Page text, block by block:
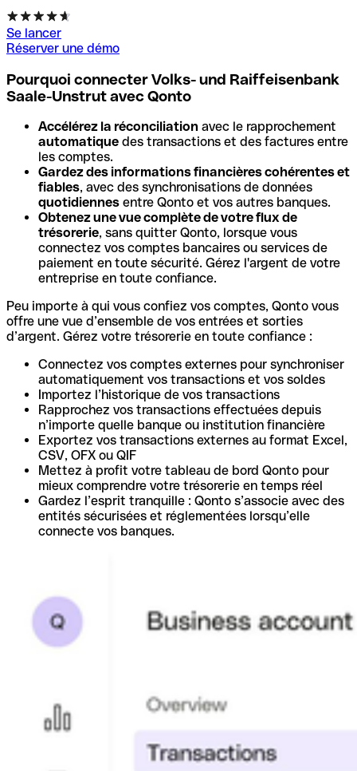
Se lancer
Réserver une démo
Pourquoi connecter Volks- und Raiffeisenbank
Saale-Unstrut avec Qonto
Accélérez la réconciliation avec le rapprochement
automatique des transactions et des factures entre
les comptes.
Gardez des informations financières cohérentes et
fiables, avec des synchronisations de données
quotidiennes entre Qonto et vos autres banques.
Obtenez une vue complète de votre flux de
trésorerie, sans quitter Qonto, lorsque vous
connectez vos comptes bancaires ou services de
paiement en toute sécurité. Gérez l'argent de votre
entreprise en toute confiance.
Peu importe à qui vous confiez vos comptes, Qonto vous
offre une vue d’ensemble de vos entrées et sorties
d’argent. Gérez votre trésorerie en toute confiance :
Connectez vos comptes externes pour synchroniser
automatiquement vos transactions et vos soldes
Importez l’historique de vos transactions
Rapprochez vos transactions effectuées depuis
n’importe quelle banque ou institution financière
Exportez vos transactions externes au format Excel,
CSV, OFX ou QIF
Mettez à profit votre tableau de bord Qonto pour
mieux comprendre votre trésorerie en temps réel
Gardez l’esprit tranquille : Qonto s’associe avec des
entités sécurisées et réglementées lorsqu’elle
connecte vos banques.